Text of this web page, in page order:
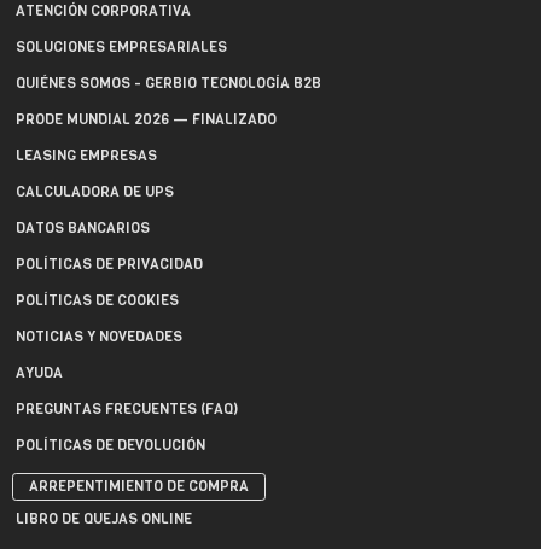
ATENCIÓN CORPORATIVA
SOLUCIONES EMPRESARIALES
QUIÉNES SOMOS - GERBIO TECNOLOGÍA B2B
PRODE MUNDIAL 2026 — FINALIZADO
LEASING EMPRESAS
CALCULADORA DE UPS
DATOS BANCARIOS
POLÍTICAS DE PRIVACIDAD
POLÍTICAS DE COOKIES
NOTICIAS Y NOVEDADES
AYUDA
PREGUNTAS FRECUENTES (FAQ)
POLÍTICAS DE DEVOLUCIÓN
ARREPENTIMIENTO DE COMPRA
LIBRO DE QUEJAS ONLINE